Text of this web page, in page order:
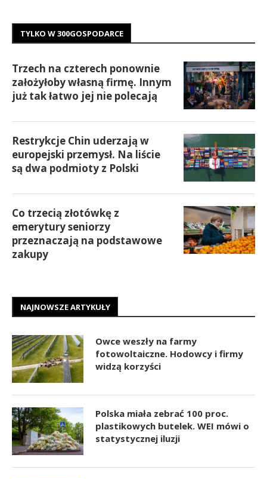
TYLKO W 300GOSPODARCE
Trzech na czterech ponownie
założyłoby własną firmę. Innym
już tak łatwo jej nie polecają
Restrykcje Chin uderzają w
europejski przemysł. Na liście
są dwa podmioty z Polski
Co trzecią złotówkę z
emerytury seniorzy
przeznaczają na podstawowe
zakupy
NAJNOWSZE ARTYKUŁY
Owce weszły na farmy
fotowoltaiczne. Hodowcy i firmy
widzą korzyści
Polska miała zebrać 100 proc.
plastikowych butelek. WEI mówi o
statystycznej iluzji